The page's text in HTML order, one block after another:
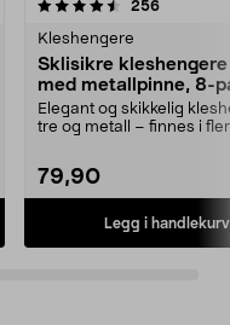
256
Kleshengere
Sklisikre
med metallpinne, 8-
Elegant og skikkelig
tre og metall – finnes i
79,90
Legg i handlekurv
4.5av 5 stjerner